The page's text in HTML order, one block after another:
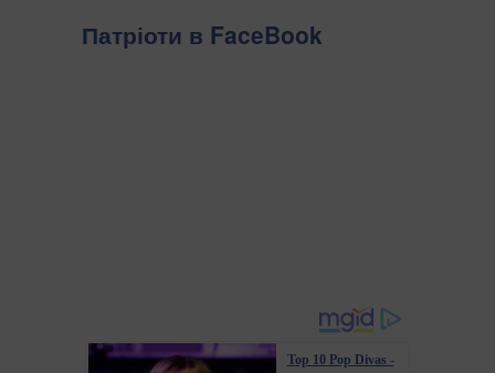
Патріоти в FaceBook
Top 10 Pop Divas -